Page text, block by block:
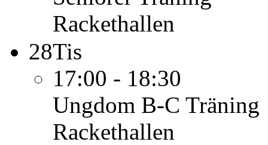
Rackethallen
28Tis
17:00 - 18:30
Ungdom B-C Träning
Rackethallen